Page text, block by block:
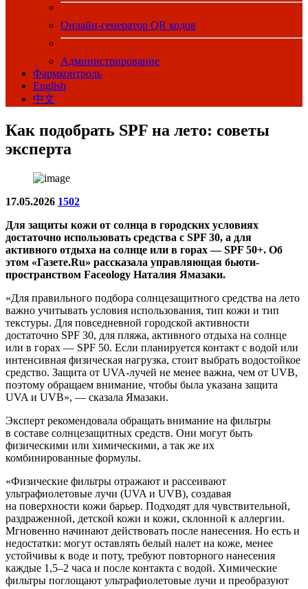
Онлайн-генератор QR кодов
Администрирование
Фармконтроль
English
中文
Как подобрать SPF на лето: советы
эксперта
17.05.2026 1502
Для защиты кожи от солнца в городских условиях
достаточно использовать средства с SPF 30, а для
активного отдыха на солнце или в горах — SPF 50+. Об
этом «Газете.Ru» рассказала управляющая бьюти-
пространством Faceology Наталия Ямазаки.
«Для правильного подбора солнцезащитного средства на лето
важно учитывать условия использования, тип кожи и тип
текстуры. Для повседневной городской активности
достаточно SPF 30, для пляжа, активного отдыха на солнце
или в горах — SPF 50. Если планируется контакт с водой или
интенсивная физическая нагрузка, стоит выбрать водостойкое
средство. Защита от UVA-лучей не менее важна, чем от UVB,
поэтому обращаем внимание, чтобы была указана защита
UVA и UVB», — сказала Ямазаки.
Эксперт рекомендовала обращать внимание на фильтры
в составе солнцезащитных средств. Они могут быть
физическими или химическими, а так же их
комбинированные формулы.
«Физические фильтры отражают и рассеивают
ультрафиолетовые лучи (UVA и UVB), создавая
на поверхности кожи барьер. Подходят для чувствительной,
раздраженной, детской кожи и кожи, склонной к аллергии.
Мгновенно начинают действовать после нанесения. Но есть и
недостатки: могут оставлять белый налет на коже, менее
устойчивы к воде и поту, требуют повторного нанесения
каждые 1,5–2 часа и после контакта с водой. Химические
фильтры поглощают ультрафиолетовые лучи и преобразуют